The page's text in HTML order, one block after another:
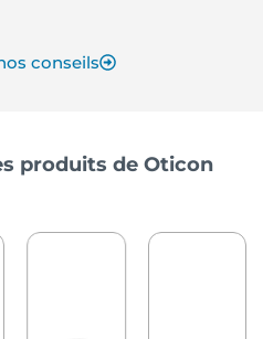
conseils
produits de Oticon